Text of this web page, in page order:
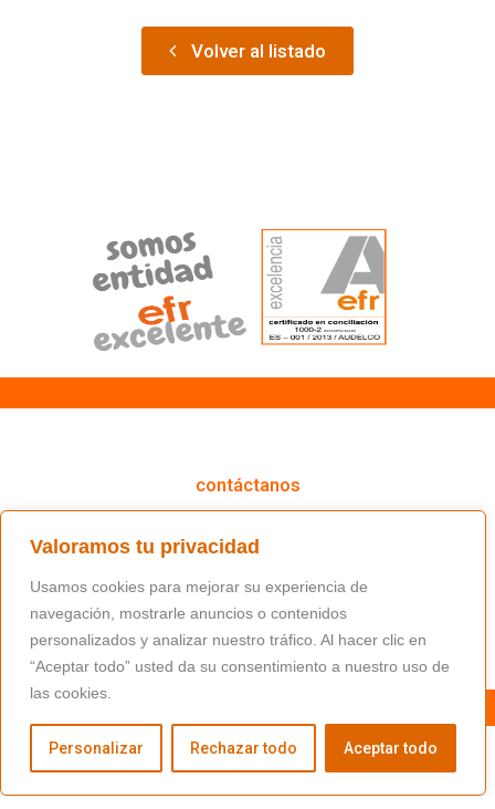
Valoramos tu privacidad
Usamos cookies para mejorar su experiencia de
navegación, mostrarle anuncios o contenidos
personalizados y analizar nuestro tráfico. Al hacer clic en
“Aceptar todo” usted da su consentimiento a nuestro uso de
las cookies.
Personalizar Rechazar todo Aceptar todo
Volver al listado
contáctanos
(+34) 91 766 98 56 / fundacion@masfamilia.org
síguenos en nuestras redes sociales